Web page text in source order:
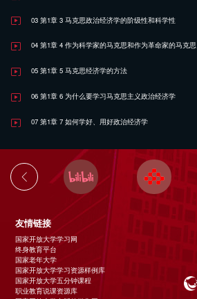
03 第1章 3 马克思政治经济学的阶级性和科学性
04 第1章 4 作为科学家的马克思和作为革命家的马克思
05 第1章 5 马克思经济学的方法
06 第1章 6 为什么要学习马克思主义政治经济学
07 第1章 7 如何学好、用好政治经济学
友情链接
国家开放大学学习网
终身教育平台
国家老年大学
国家开放大学学习资源样例库
国家开放大学五分钟课程
职业教育说课资源库